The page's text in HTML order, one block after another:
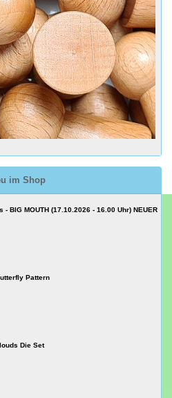
im Shop
- BIG MOUTH (17.10.2026 - 16.00 Uhr) NEUER
Pattern
Die Set